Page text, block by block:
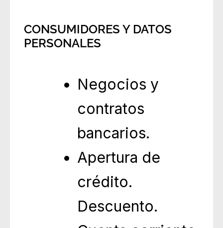
CONSUMIDORES Y DATOS
PERSONALES
Negocios y
contratos
bancarios.
Apertura de
crédito.
Descuento.